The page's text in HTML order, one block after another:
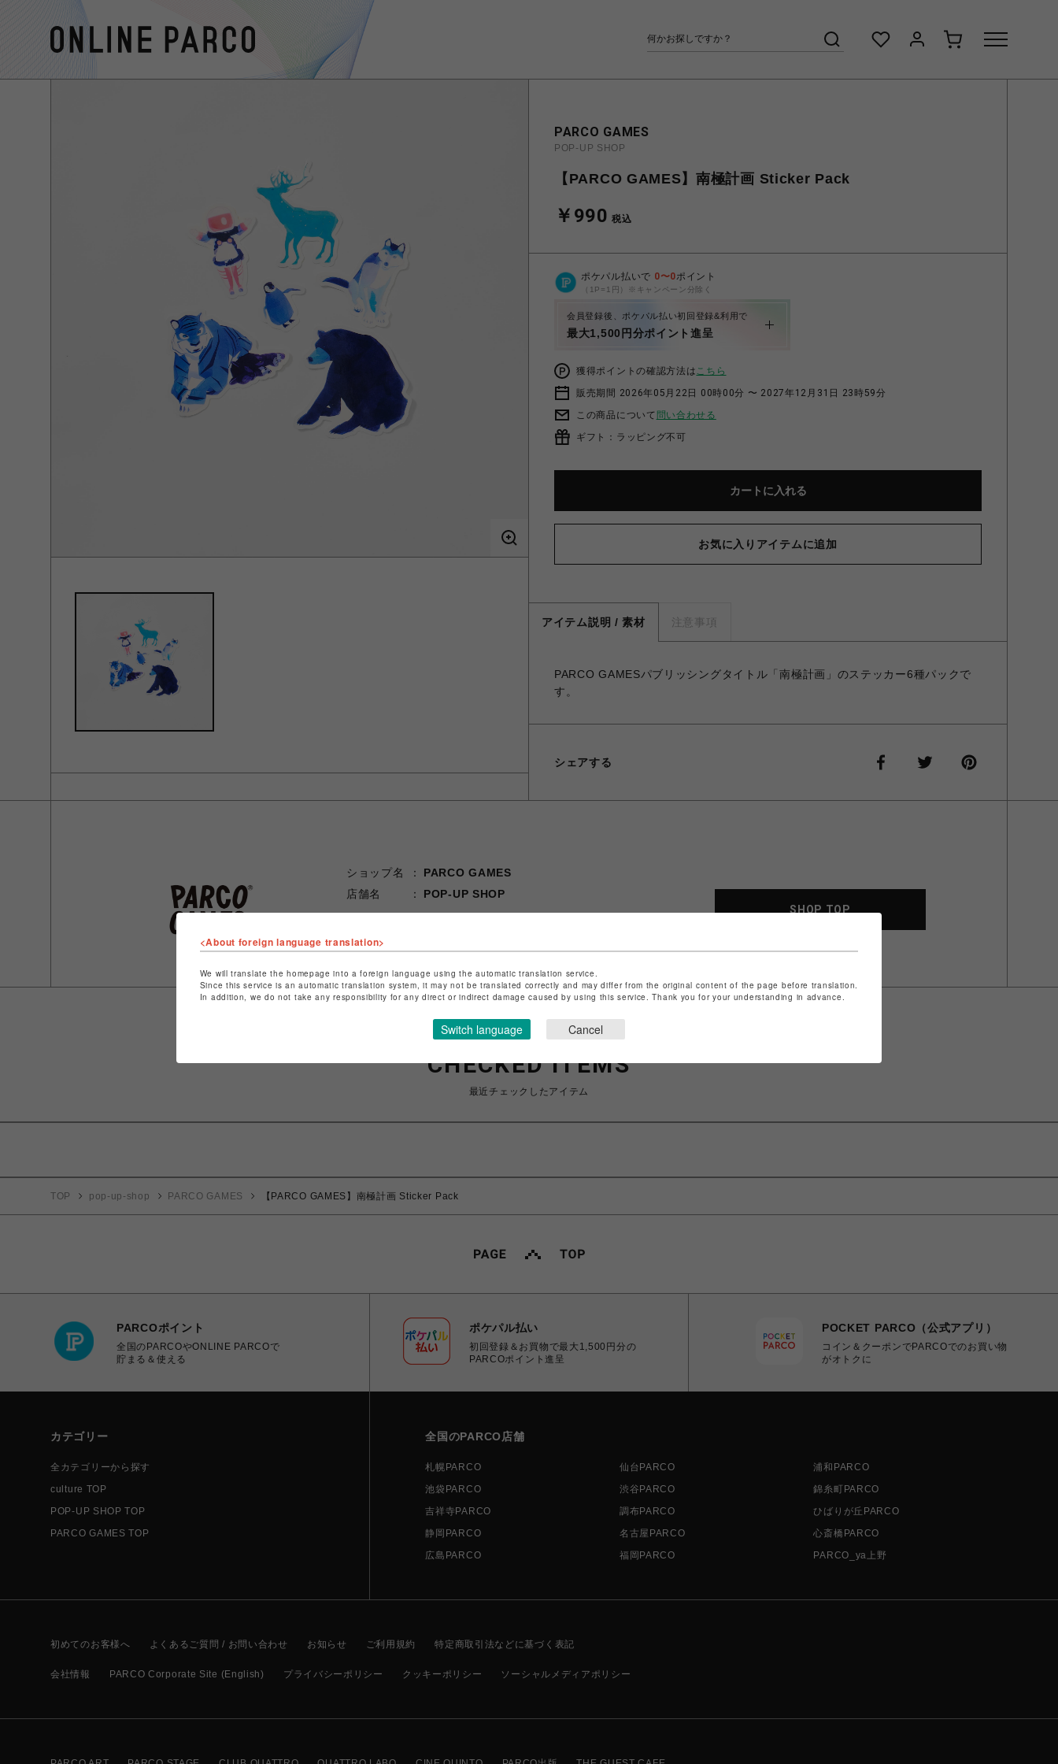
PARCO GAMES
POP-UP SHOP
【PARCO GAMES】南極計画 Sticker Pack
￥990 税込
ポケパル払いで 0〜0ポイント
（1P=1円）※キャンペーン分除く
会員登録後、ポケパル払い初回登録&利用で
最大1,500円分ポイント進呈
獲得ポイントの確認方法はこちら
販売期間 2026年05月22日 00時00分 〜 2027年12月31日 23時59分
この商品について 問い合わせる
ギフト：ラッピング不可
カートに入れる
お気に入りアイテムに追加
アイテム説明 / 素材 注意事項
PARCO GAMESパブリッシングタイトル「南極計画」のステッカー6種パックで
す。
シェアする
ショップ名
PARCO GAMES
店舗名
POP-UP SHOP
ショップお問い合わせは
SHOP TOP
CHECKED ITEMS
最近チェックしたアイテム
TOP pop-up-shop PARCO GAMES 【PARCO GAMES】南極計画 Sticker Pack
PARCOポイント
全国のPARCOやONLINE PARCOで
貯まる＆使える
ポケパル払い
初回登録＆お買物で最大1,500円分の
PARCOポイント進呈
POCKET PARCO（公式アプリ）
コイン＆クーポンでPARCOでのお買い物
がオトクに
カテゴリー
全カテゴリーから探す
culture TOP
POP-UP SHOP TOP
PARCO GAMES TOP
全国のPARCO店舗
札幌PARCO 仙台PARCO
浦和PARCO
池袋PARCO
渋谷PARCO
錦糸町PARCO
吉祥寺PARCO
調布PARCO
ひばりが丘PARCO
静岡PARCO
名古屋PARCO
心斎橋PARCO
広島PARCO
福岡PARCO PARCO_ya上野
初めてのお客様へ よくあるご質問 / お問い合わせ お知らせ ご利用規約 特定商取引法などに基づく表記
会社情報 PARCO Corporate Site (English) プライバシーポリシー クッキーポリシー ソーシャルメディアポリシー
<About foreign language translation>
We will translate the homepage into a foreign language using the automatic translation service.
Since this service is an automatic translation system, it may not be translated correctly and may differ from the original content of the page before translation.
In addition, we do not take any responsibility for any direct or indirect damage caused by using this service. Thank you for your understanding in advance.
Switch language Cancel